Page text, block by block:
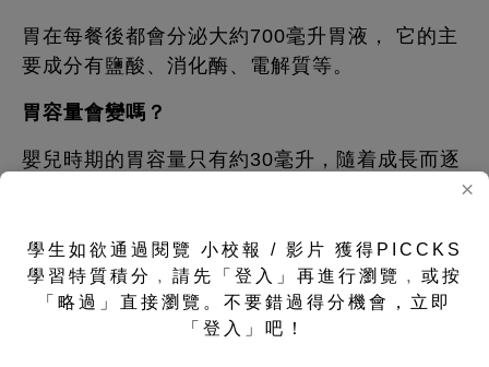
胃在每餐後都會分泌大約700毫升胃液， 它的主
要成分有鹽酸、消化酶、電解質等。
胃容量會變嗎？
嬰兒時期的胃容量只有約30毫升，隨着成長而逐
胃容量跟體重有關嗎？
胃容量跟人的體重並無關係，一個瘦小的人的胃
容量有可能比一個癡肥的人更大，因此肥胖的人
×
學生如欲通過閱覽 小校報 / 影片 獲得PICCKS
學習特質積分﹐請先「登入」再進行瀏覽﹐或按
「略過」直接瀏覽。不要錯過得分機會，立即
「登入」吧！